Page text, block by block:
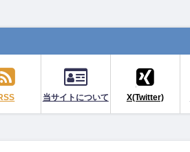
当サイトについて X(Twitter)